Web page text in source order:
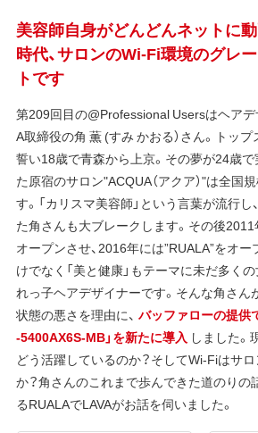
美容師自身がどんどんネットに
時代、サロンのWi-Fi環境のグレ
トです
第209回目の@Professional Usersはヘアデ
A取締役の角 薫 (すみ かおる）さん。トッ
誓い18歳で青森から上京。その夢が24歳で
た原宿のサロン"ACQUA（アクア）"は全国
す。「カリスマ美容師」という言葉が流行
た角さんも大ブレークします。その後2011
オープンさせ、2016年には”RUALA”をオ
けでなく「美と健康」もテーマに未だ多く
れっ子ヘアデザイナーです。そんな角さん
状態の悪さを理由に、 バッファローの提供
-5400AX6S-MB」を新たに導入 しました。
どう活躍しているのか？そしてWi-Fiはサ
か？角さんのこれまで歩んできた道のりの
るRUALAでLAVAがお話を伺いました。